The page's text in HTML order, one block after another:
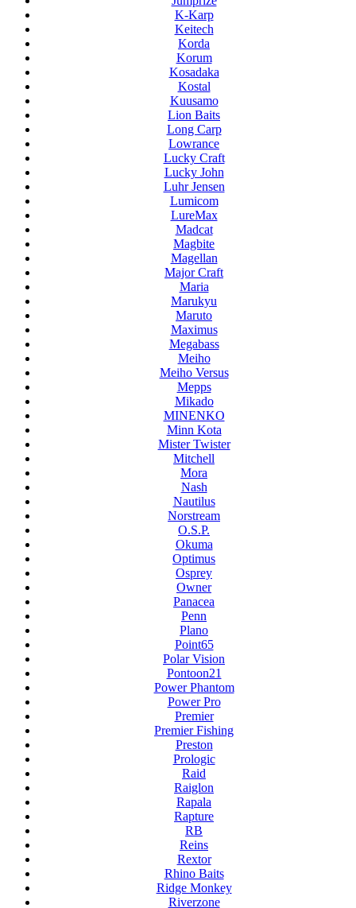
K-Karp
Keitech
Korda
Korum
Kosadaka
Kostal
Kuusamo
Lion Baits
Long Carp
Lowrance
Lucky Craft
Lucky John
Luhr Jensen
Lumicom
LureMax
Madcat
Magbite
Magellan
Major Craft
Maria
Marukyu
Maruto
Maximus
Megabass
Meiho
Meiho Versus
Mepps
Mikado
MINENKO
Minn Kota
Mister Twister
Mitchell
Mora
Nash
Nautilus
Norstream
O.S.P.
Okuma
Optimus
Osprey
Owner
Panacea
Penn
Plano
Point65
Polar Vision
Pontoon21
Power Phantom
Power Pro
Premier
Premier Fishing
Preston
Prologic
Raid
Raiglon
Rapala
Rapture
RB
Reins
Rextor
Rhino Baits
Ridge Monkey
Riverzone